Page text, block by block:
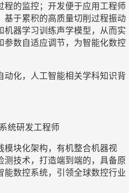
程的监控；开发便于应用工程师
基于累积的高质量切削过程振动
机器学习训练声学模型，从而实
参数自适应调节，为智能化数控
动化，人工智能相关学科知识背
统研发工程师
模块化架构，有机整合机器视
测技术，打造端到端的，具备原
能数控系统，引领全球数控行业